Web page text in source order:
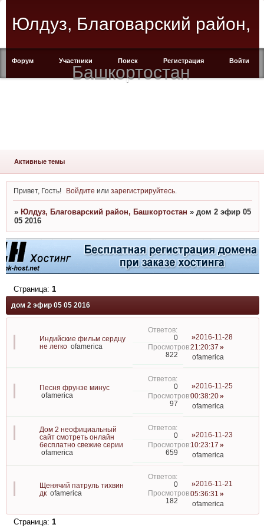
Юлдуз, Благоварский район,
Башкортостан
Форум Участники Поиск Регистрация Войти
Активные темы
Привет, Гость! Войдите илизарегистрируйтесь
» Юлдуз, Благоварский район, Башкортостан » дом 2 эфир 05
05 2016
дом 2 эфир 05 05 2016
Страница: 1
Индийские фильм сердцу
не легко ofamerica
0
822
2016-11-28
21:20:37
ofamerica
Песня фрунзе минус
ofamerica
0
97
2016-11-25
00:38:20
ofamerica
Дом 2 неофициальный
сайт смотреть онлайн
бесплатно свежие серии
ofamerica
0
659
2016-11-23
10:23:17
ofamerica
Щенячий патруль тихвин
дк ofamerica
0
182
2016-11-21
05:36:31
ofamerica
Страница: 1